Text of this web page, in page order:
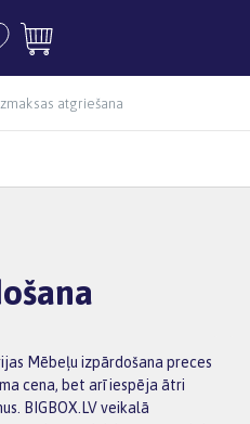
atgriešana
Mēbeļu izpārdošana preces
cena, bet arī iespēja ātri
BIGBOX.LV veikalā